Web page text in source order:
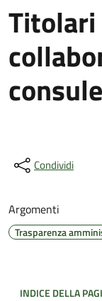
Condividi
Argomenti
Trasparenza
INDICE DELLA